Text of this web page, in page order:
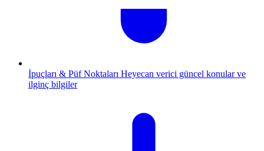
İpuçları & Püf Noktaları Heyecan verici güncel konular ve
ilginç bilgiler